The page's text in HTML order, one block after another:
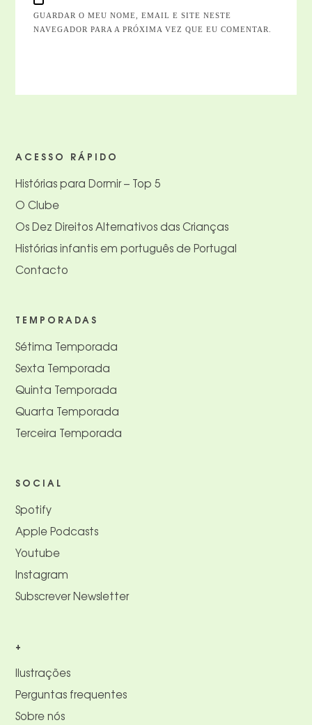
GUARDAR O MEU NOME, EMAIL E SITE NESTE
NAVEGADOR PARA A PRÓXIMA VEZ QUE EU COMENTAR.
ACESSO RÁPIDO
Histórias para Dormir – Top 5
O Clube
Os Dez Direitos Alternativos das Crianças
Histórias infantis em português de Portugal
Contacto
TEMPORADAS
Sétima Temporada
Sexta Temporada
Quinta Temporada
Quarta Temporada
Terceira Temporada
SOCIAL
Spotify
Apple Podcasts
Youtube
Instagram
Subscrever Newsletter
+
Ilustrações
Perguntas frequentes
Sobre nós